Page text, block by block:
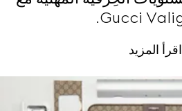
Gucci
اقرأ المزيد